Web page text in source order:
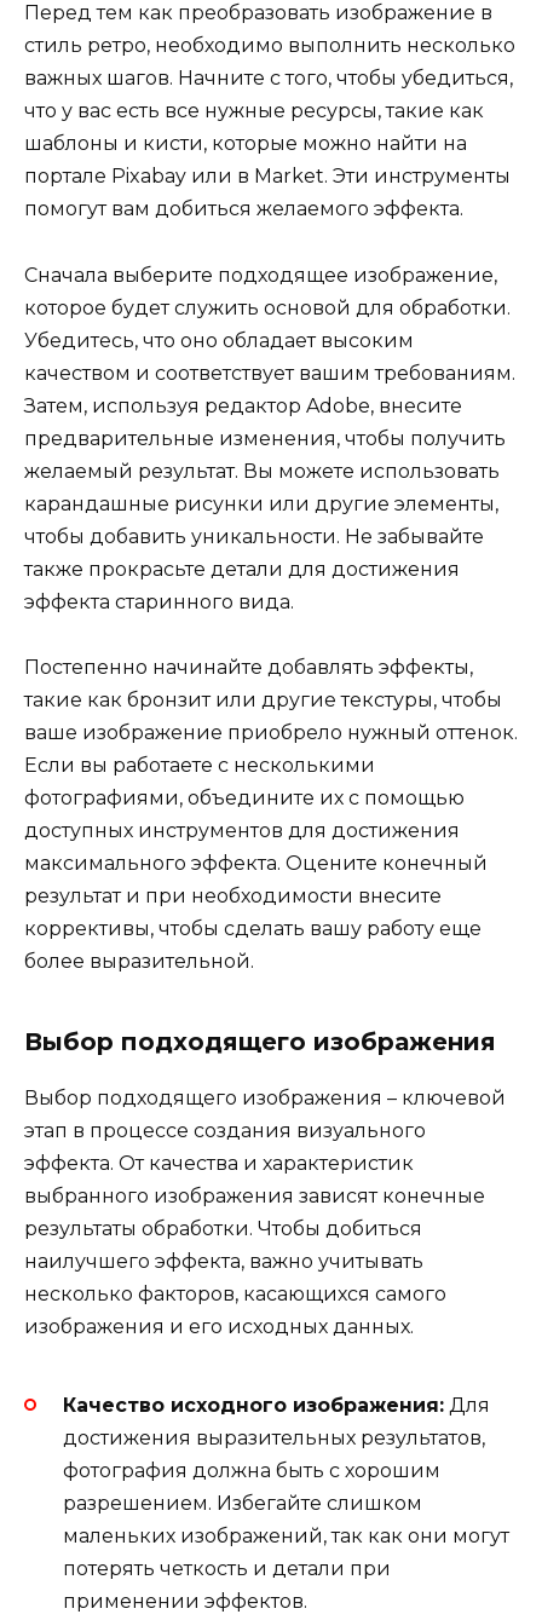
Перед тем как преобразовать изображение в
стиль ретро, необходимо выполнить несколько
важных шагов. Начните с того, чтобы убедиться,
что у вас есть все нужные ресурсы, такие как
шаблоны и кисти, которые можно найти на
портале Pixabay или в Market. Эти инструменты
помогут вам добиться желаемого эффекта.
Сначала выберите подходящее изображение,
которое будет служить основой для обработки.
Убедитесь, что оно обладает высоким
качеством и соответствует вашим требованиям.
Затем, используя редактор Adobe, внесите
предварительные изменения, чтобы получить
желаемый результат. Вы можете использовать
карандашные рисунки или другие элементы,
чтобы добавить уникальности. Не забывайте
также прокрасьте детали для достижения
эффекта старинного вида.
Постепенно начинайте добавлять эффекты,
такие как бронзит или другие текстуры, чтобы
ваше изображение приобрело нужный оттенок.
Если вы работаете с несколькими
фотографиями, объедините их с помощью
доступных инструментов для достижения
максимального эффекта. Оцените конечный
результат и при необходимости внесите
коррективы, чтобы сделать вашу работу еще
более выразительной.
Выбор подходящего изображения
Выбор подходящего изображения – ключевой
этап в процессе создания визуального
эффекта. От качества и характеристик
выбранного изображения зависят конечные
результаты обработки. Чтобы добиться
наилучшего эффекта, важно учитывать
несколько факторов, касающихся самого
изображения и его исходных данных.
Качество исходного изображения: Для
достижения выразительных результатов,
фотография должна быть с хорошим
разрешением. Избегайте слишком
маленьких изображений, так как они могут
потерять четкость и детали при
применении эффектов.